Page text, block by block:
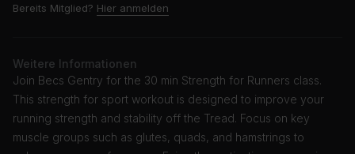
Bereits Mitglied? Hier anmelden
Weitere Informationen
Join Becs Gentry for the 30 min Strength for Runners class.
This strength for sport workout is designed to improve your
running strength and stability off the Tread. Focus on key
muscle groups such as glutes, quads, and hamstrings to